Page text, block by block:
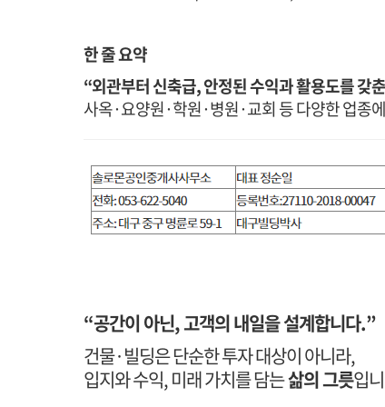
한 줄 요약
“외관부터 신축급, 안정된 수익과 활용도를 갖
사옥·요양원·학원·병원·교회 등 다양한 업종
“공간이 아닌, 고객의 내일을 설계합니다.”
건물·빌딩은 단순한 투자 대상이 아니라,
입지와 수익, 미래 가치를 담는삶의 그릇입